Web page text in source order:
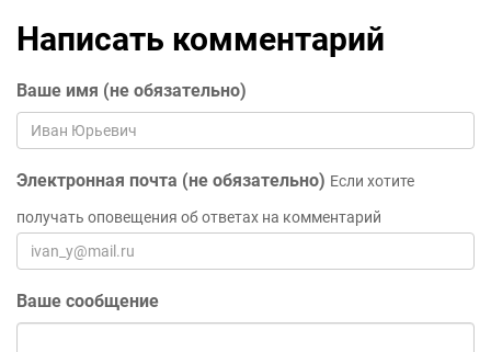
Написать комментарий
Ваше имя (не обязательно)
Электронная почта (не обязательно) Если хотите
получать оповещения об ответах на комментарий
Ваше сообщение